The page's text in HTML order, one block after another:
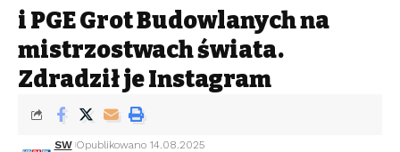
i PGE Grot Budowlanych na
mistrzostwach świata.
Zdradził je Instagram
SW Opublikowano 14.08.2025